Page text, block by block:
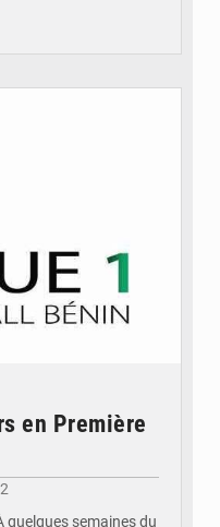
en Première
quelques semaines du